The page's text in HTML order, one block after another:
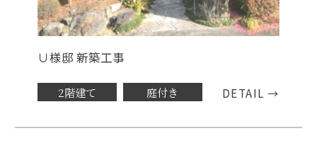
∪様邸 新築工事
2階建て 庭付き DETAIL →